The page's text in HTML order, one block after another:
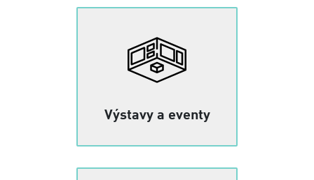
Výstavy a eventy